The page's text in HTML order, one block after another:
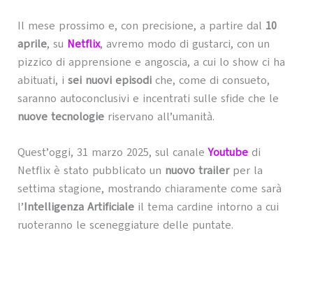
Il mese prossimo e, con precisione, a partire dal 10
aprile, su Netflix, avremo modo di gustarci, con un
pizzico di apprensione e angoscia, a cui lo show ci ha
abituati, i sei nuovi episodiche, come di consueto,
saranno autoconclusivi e incentrati sulle sfide che le
nuove tecnologieriservano all’umanità.
Quest’oggi, 31 marzo 2025, sul canaleYoutubedi
Netflix è stato pubblicato un nuovo trailerper la
settima stagione, mostrando chiaramente come sarà
l’Intelligenza Artificialeil tema cardine intorno a cui
ruoteranno le sceneggiature delle puntate.